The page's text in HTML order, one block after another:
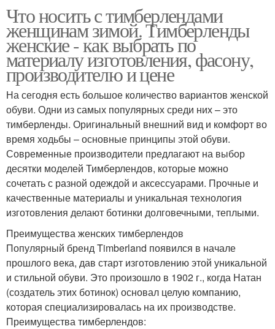
Что носить с тимберлендами
женщинам зимой. Тимберленды
женские - как выбрать по
материалу изготовления, фасону,
производителю и цене
На сегодня есть большое количество вариантов женской
обуви. Одни из самых популярных среди них – это
тимберленды. Оригинальный внешний вид и комфорт во
время ходьбы – основные принципы этой обуви.
Современные производители предлагают на выбор
десятки моделей Тимберлендов, которые можно
сочетать с разной одеждой и аксессуарами. Прочные и
качественные материалы и уникальная технология
изготовления делают ботинки долговечными, теплыми.
Преимущества женских тимберлендов
Популярный бренд Timberland появился в начале
прошлого века, дав старт изготовлению этой уникальной
и стильной обуви. Это произошло в 1902 г., когда Натан
(создатель этих ботинок) основал целую компанию,
которая специализировалась на их производстве.
Преимущества тимберлендов: